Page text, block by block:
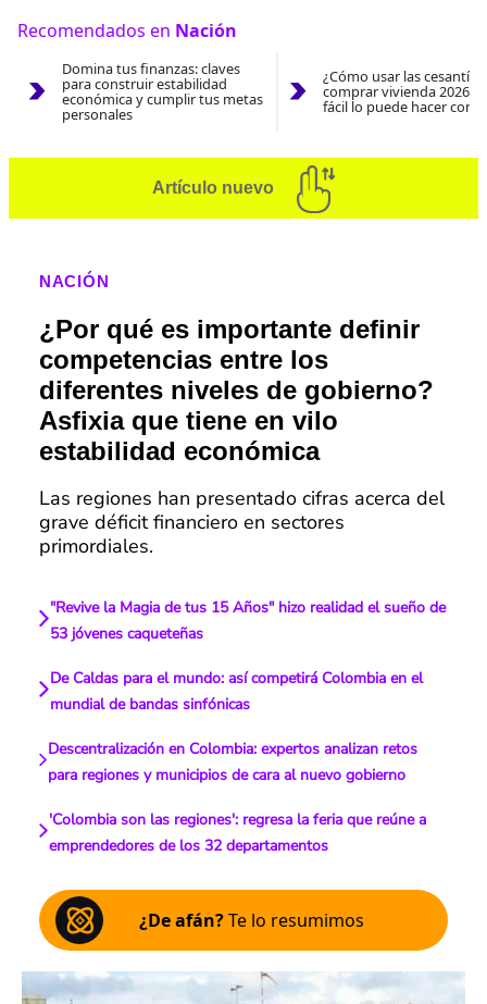
Recomendados en Nación
Domina tus finanzas: claves
para construir estabilidad
económica y cumplir tus metas
personales
¿Cómo usar las
comprar vivienda 2026?
fácil lo puede hacer con
Artículo nuevo
NACIÓN
¿Por qué es importante definir
competencias entre los
diferentes niveles de gobierno?
Asfixia que tiene en vilo
estabilidad económica
Las regiones han presentado cifras acerca del
grave déficit financiero en sectores
primordiales.
"Revive la Magia de tus 15 Años" hizo realidad el sueño de
53 jóvenes caqueteñas
De Caldas para el mundo: así competirá Colombia en el
mundial de bandas sinfónicas
Descentralización en Colombia: expertos analizan retos
para regiones y municipios de cara al nuevo gobierno
'Colombia son las regiones': regresa la feria que reúne a
emprendedores de los 32 departamentos
¿De afán?Te lo resumimos